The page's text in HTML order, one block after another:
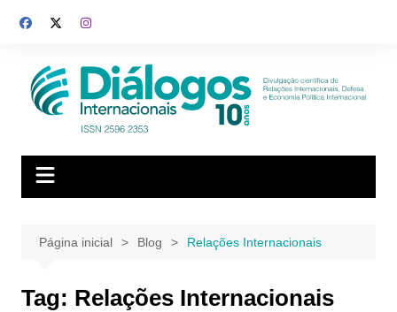
para
conteúdo
Página inicial Blog Relações Internacionais
Tag: Relações Internacionais